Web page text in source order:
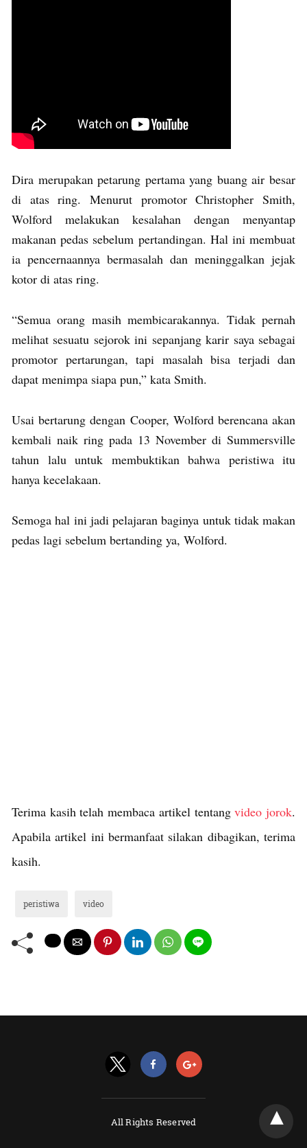
Dira merupakan petarung pertama yang buang air besar
di atas ring. Menurut promotor Christopher Smith,
Wolford melakukan kesalahan dengan menyantap
makanan pedas sebelum pertandingan. Hal ini membuat
ia pencernaannya bermasalah dan meninggalkan jejak
kotor di atas ring.
“Semua orang masih membicarakannya. Tidak pernah
melihat sesuatu sejorok ini sepanjang karir saya sebagai
promotor pertarungan, tapi masalah bisa terjadi dan
dapat menimpa siapa pun,” kata Smith.
Usai bertarung dengan Cooper, Wolford berencana akan
kembali naik ring pada 13 November di Summersville
tahun lalu untuk membuktikan bahwa peristiwa itu
hanya kecelakaan.
Semoga hal ini jadi pelajaran baginya untuk tidak makan
pedas lagi sebelum bertanding ya, Wolford.
Terima kasih telah membaca artikel tentangvideo jorok.
Apabila artikel ini bermanfaat silakan dibagikan, terima
kasih.
peristiwa video
All Rights Reserved